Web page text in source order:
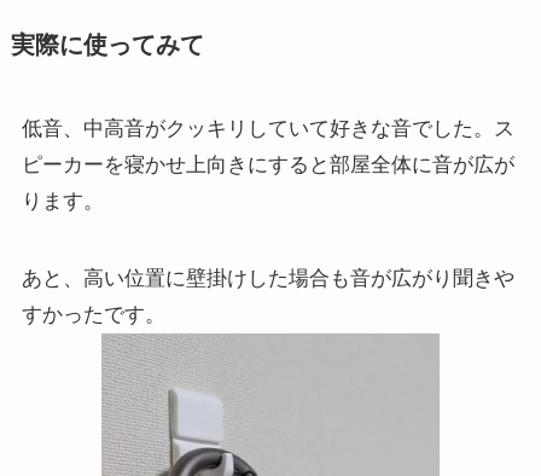
実際に使ってみて
低音、中高音がクッキリしていて好きな音でした。ス
ピーカーを寝かせ上向きにすると部屋全体に音が広が
ります。
あと、高い位置に壁掛けした場合も音が広がり聞きや
すかったです。